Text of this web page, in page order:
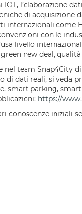
l’elaborazione
di acquisizione
internazionali come
con le
livello
new deal, qualità
team Snap4City
di dati reali, si veda
smart parking,
https://
conoscenze iniziali